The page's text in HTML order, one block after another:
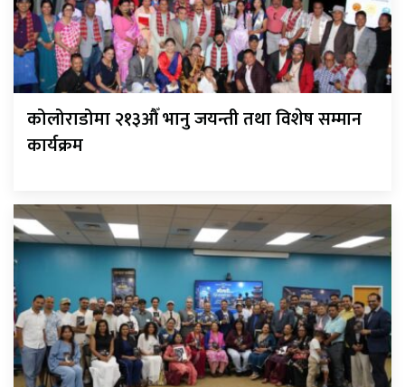
कोलोराडोमा २१३औँ भानु जयन्ती तथा विशेष सम्मान
कार्यक्रम